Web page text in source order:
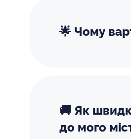
🌟 Чому
🚚 Як
до мого